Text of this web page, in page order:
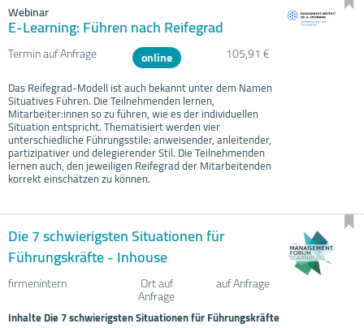
Webinar
E-Learning: Führen nach Reifegrad
Termin auf Anfrage online 105,91 €
Das Reifegrad-Modell ist auch bekannt unter dem Namen
Situatives Führen. Die Teilnehmenden lernen,
Mitarbeiter:innen so zu führen, wie es der individuellen
Situation entspricht. Thematisiert werden vier
unterschiedliche Führungsstile: anweisender, anleitender,
partizipativer und delegierender Stil. Die Teilnehmenden
lernen auch, den jeweiligen Reifegrad der Mitarbeitenden
korrekt einschätzen zu können.
Die 7 schwierigsten Situationen für
Führungskräfte - Inhouse
firmenintern Ort auf
Anfrage
auf Anfrage
Inhalte Die 7 schwierigsten Situationen für Führungskräfte